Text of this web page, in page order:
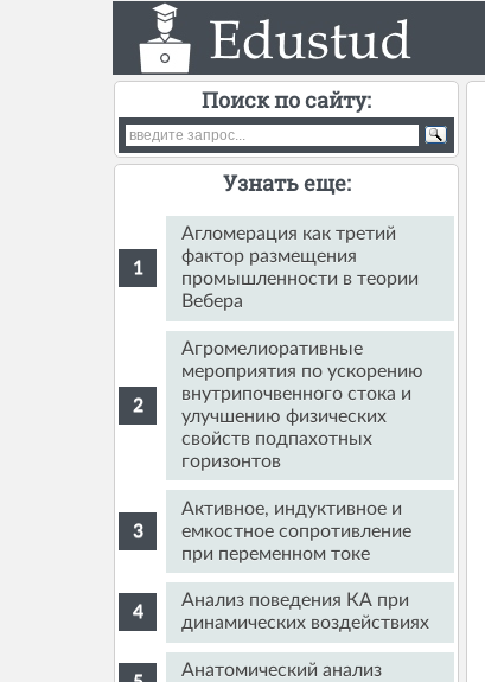
Поиск по сайту:
Узнать еще:
Агломерация как третий
фактор размещения
промышленности в теории
Вебера
Агромелиоративные
мероприятия по ускорению
внутрипочвенного стока и
улучшению физических
свойств подпахотных
горизонтов
Активное, индуктивное и
емкостное сопротивление
при переменном токе
Анализ поведения КА при
динамических воздействиях
Анатомический анализ